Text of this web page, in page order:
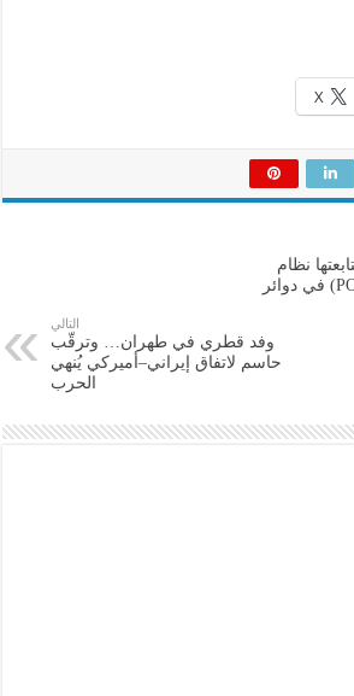
X
نظام
الدفع الإلكتروني (POS) في دوائر
التالي
وفد قطري في طهران… وترقّب
حاسم لاتفاق إيراني–أميركي يُنهي
الحرب